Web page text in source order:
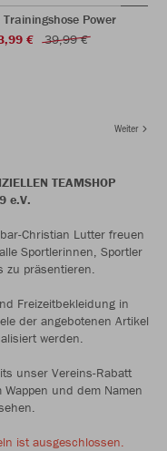
Trainingshose Power
€
39,99 €
Weiter
TEAMSHOP
e.V.
Christian Lutter freuen
Sportlerinnen, Sportler
zu präsentieren.
Freizeitbekleidung in
der angebotenen Artikel
werden.
unser Vereins-Rabatt
und dem Namen
ist ausgeschlossen.